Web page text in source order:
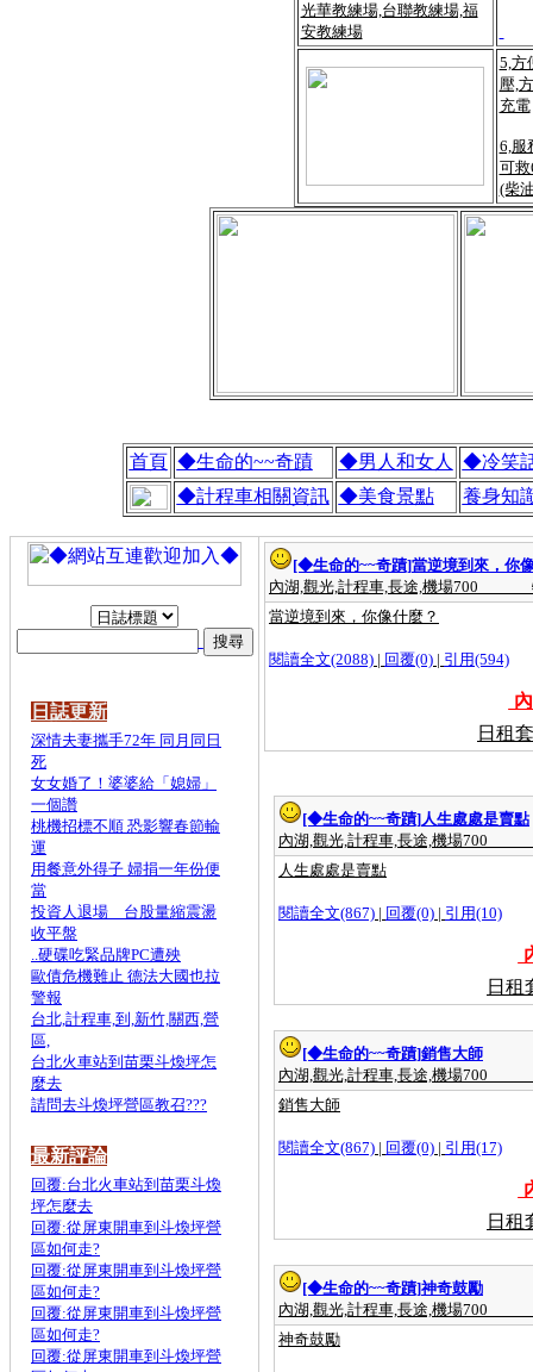
光華教練場,台聯教練場,福
安教練場
5,方
壓,
充電
6,服
可
(柴
首頁 ◆生命的~~奇蹟 ◆男人和女人
◆冷笑
◆計程車相關資訊 ◆美食景點 養身知
日誌更新
深情夫妻攜手72年 同月同日
死
女女婚了！婆婆給「媳婦」
一個讚
桃機招標不順 恐影響春節輸
運
用餐意外得子 婦捐一年份便
當
投資人退場 台股量縮震盪
收平盤
..硬碟吃緊品牌PC遭殃
歐債危機難止 德法大國也拉
警報
台北,計程車,到,新竹,關西,營
區,
台北火車站到苗栗斗煥坪怎
麼去
請問去斗煥坪營區教召???
最新評論
回覆:台北火車站到苗栗斗煥
坪怎麼去
回覆:從屏東開車到斗煥坪營
區如何走?
回覆:從屏東開車到斗煥坪營
區如何走?
回覆:從屏東開車到斗煥坪營
區如何走?
回覆:從屏東開車到斗煥坪營
[◆生命的~~奇蹟]當逆境到來，你
內湖,觀光,計程車,長途,機場700
當逆境到來，你像什麼？
閱讀全文(2088) | 回覆(0) | 引用(594)
日租
[◆生命的~~奇蹟]人生處處是賣點
內湖,觀光,計程車,長途,機場700
人生處處是賣點
閱讀全文(867) | 回覆(0) | 引用(10)
日租
[◆生命的~~奇蹟]銷售大師
內湖,觀光,計程車,長途,機場700
銷售大師
閱讀全文(867) | 回覆(0) | 引用(17)
日租
[◆生命的~~奇蹟]神奇鼓勵
內湖,觀光,計程車,長途,機場700
神奇鼓勵